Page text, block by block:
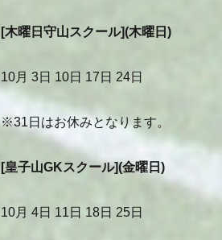
[木曜日守山スクール](木曜日)
10月 3日 10日 17日 24日
※31日はお休みとなります。
[皇子山GKスクール](金曜日)
10月 4日 11日 18日 25日